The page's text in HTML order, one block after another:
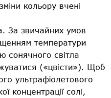
кольору вчені
За звичайних умов
температури
сонячного світла
(«цвісти»). Щоб
ультрафіолетового
концентрації солі,